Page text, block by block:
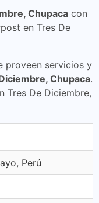
Chupaca con
en Tres De
proveen servicios y
Chupaca.
Tres De Diciembre,
Perú